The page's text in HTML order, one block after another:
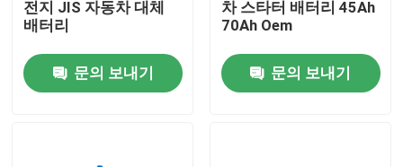
연락주세요
전지 JIS 자동차 대체
배터리
문의 보내기
차 스타터 배터리 45Ah
70Ah Oem
문의 보내기